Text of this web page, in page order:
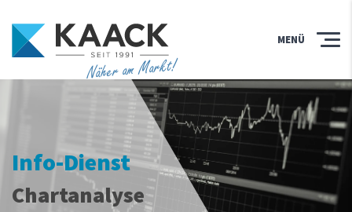
Näher am Markt!
MENÜ
Info-Dienst
Chartanalyse